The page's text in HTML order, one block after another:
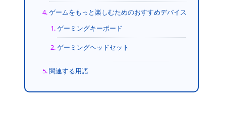
ゲームをもっと楽しむためのおすすめデバイス
ゲーミングキーボード
ゲーミングヘッドセット
関連する用語